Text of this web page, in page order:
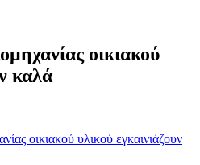
οικιακού
καλά
οικιακού υλικού εγκαινιάζουν